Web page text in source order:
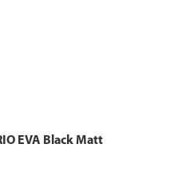
EVA Black Matt